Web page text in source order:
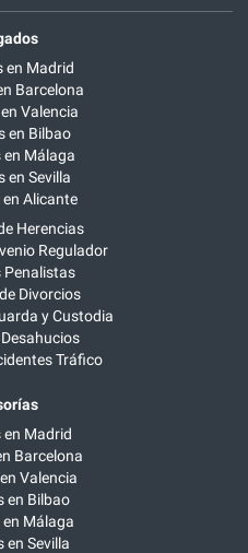
en Madrid
Barcelona
Valencia
en Bilbao
Málaga
en Sevilla
Alicante
Herencias
Regulador
Penalistas
Divorcios
y Custodia
Tráfico
en Madrid
Barcelona
Valencia
en Bilbao
Málaga
en Sevilla